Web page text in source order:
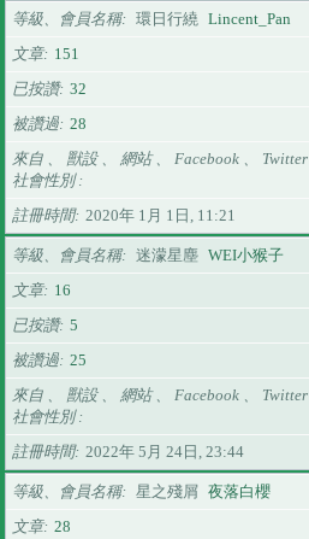
等級、會員名稱 環日行繞 Lincent_Pan
文章
151
已按讚 32
被讚過 28
來自 、 獸設 、 網站 、 Facebook 、 Twitter
社會性別
註冊時間
2020年 1月 1日, 11:21
等級、會員名稱 迷濛星塵 WEI小猴子
文章
16
已按讚 5
被讚過 25
來自 、 獸設 、 網站 、 Facebook 、 Twitter
社會性別
註冊時間
2022年 5月 24日, 23:44
等級、會員名稱 星之殘屑 夜落白櫻
文章 28